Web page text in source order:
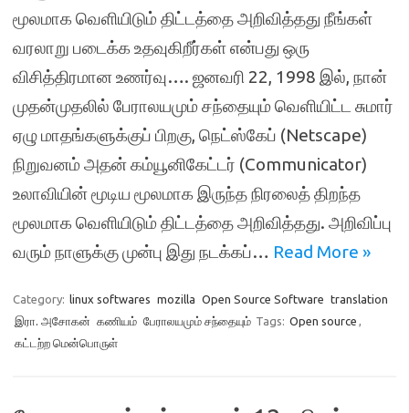
மூலமாக வெளியிடும் திட்டத்தை அறிவித்தது நீங்கள்
வரலாறு படைக்க உதவுகிறீர்கள் என்பது ஒரு
விசித்திரமான உணர்வு…. ஜனவரி 22, 1998 இல், நான்
முதன்முதலில் பேராலயமும் சந்தையும் வெளியிட்ட சுமார்
ஏழு மாதங்களுக்குப் பிறகு, நெட்ஸ்கேப் (Netscape)
நிறுவனம் அதன் கம்யூனிகேட்டர் (Communicator)
உலாவியின் மூடிய மூலமாக இருந்த நிரலைத் திறந்த
மூலமாக வெளியிடும் திட்டத்தை அறிவித்தது. அறிவிப்பு
வரும் நாளுக்கு முன்பு இது நடக்கப்… Read More »
Category: linux softwares mozilla Open Source Software translation
இரா. அசோகன் கணியம் பேராலயமும் சந்தையும் Tags: Open source ,
கட்டற்ற மென்பொருள்